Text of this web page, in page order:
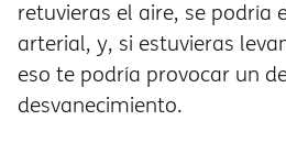
retuvieras el aire, se podría
arterial, y, si estuvieras
eso te podría provocar un
desvanecimiento.